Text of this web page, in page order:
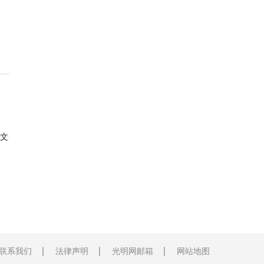
系我们 法律声明 光明网邮箱 网站地图